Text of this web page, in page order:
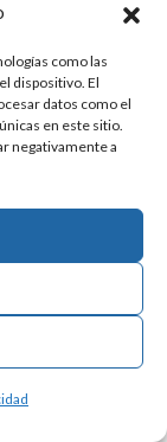
como las
dispositivo. El
datos como el
en este sitio.
negativamente a